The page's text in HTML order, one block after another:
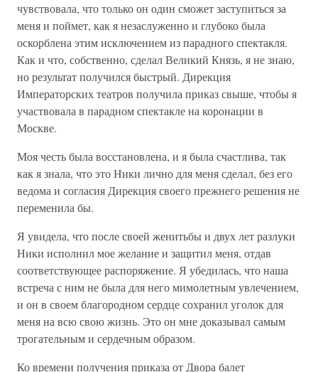
чувствовала, что только он один сможет заступиться за
меня и поймет, как я незаслуженно и глубоко была
оскорблена этим исключением из парадного спектакля.
Как и что, собственно, сделал Великий Князь, я не знаю,
но результат получился быстрый. Дирекция
Императорских театров получила приказ свыше, чтобы я
участвовала в парадном спектакле на коронации в
Москве.
Моя честь была восстановлена, и я была счастлива, так
как я знала, что это Ники лично для меня сделал, без его
ведома и согласия Дирекция своего прежнего решения не
переменила бы.
Я увидела, что после своей женитьбы и двух лет разлуки
Ники исполнил мое желание и защитил меня, отдав
соответствующее распоряжение. Я убедилась, что наша
встреча с ним не была для него мимолетным увлечением,
и он в своем благородном сердце сохранил уголок для
меня на всю свою жизнь. Это он мне доказывал самым
трогательным и сердечным образом.
Ко времени получения приказа от Двора балет